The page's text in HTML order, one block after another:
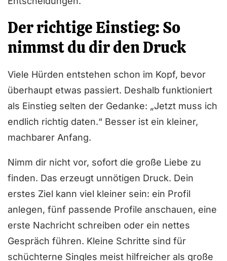
Der richtige Einstieg: So
nimmst du dir den Druck
Viele Hürden entstehen schon im Kopf, bevor
überhaupt etwas passiert. Deshalb funktioniert
als Einstieg selten der Gedanke: „Jetzt muss ich
endlich richtig daten.“ Besser ist ein kleiner,
machbarer Anfang.
Nimm dir nicht vor, sofort die große Liebe zu
finden. Das erzeugt unnötigen Druck. Dein
erstes Ziel kann viel kleiner sein: ein Profil
anlegen, fünf passende Profile anschauen, eine
erste Nachricht schreiben oder ein nettes
Gespräch führen. Kleine Schritte sind für
schüchterne Singles meist hilfreicher als große